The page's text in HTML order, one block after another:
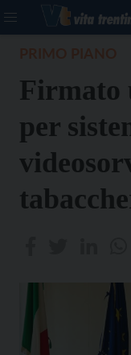
Firmato
per